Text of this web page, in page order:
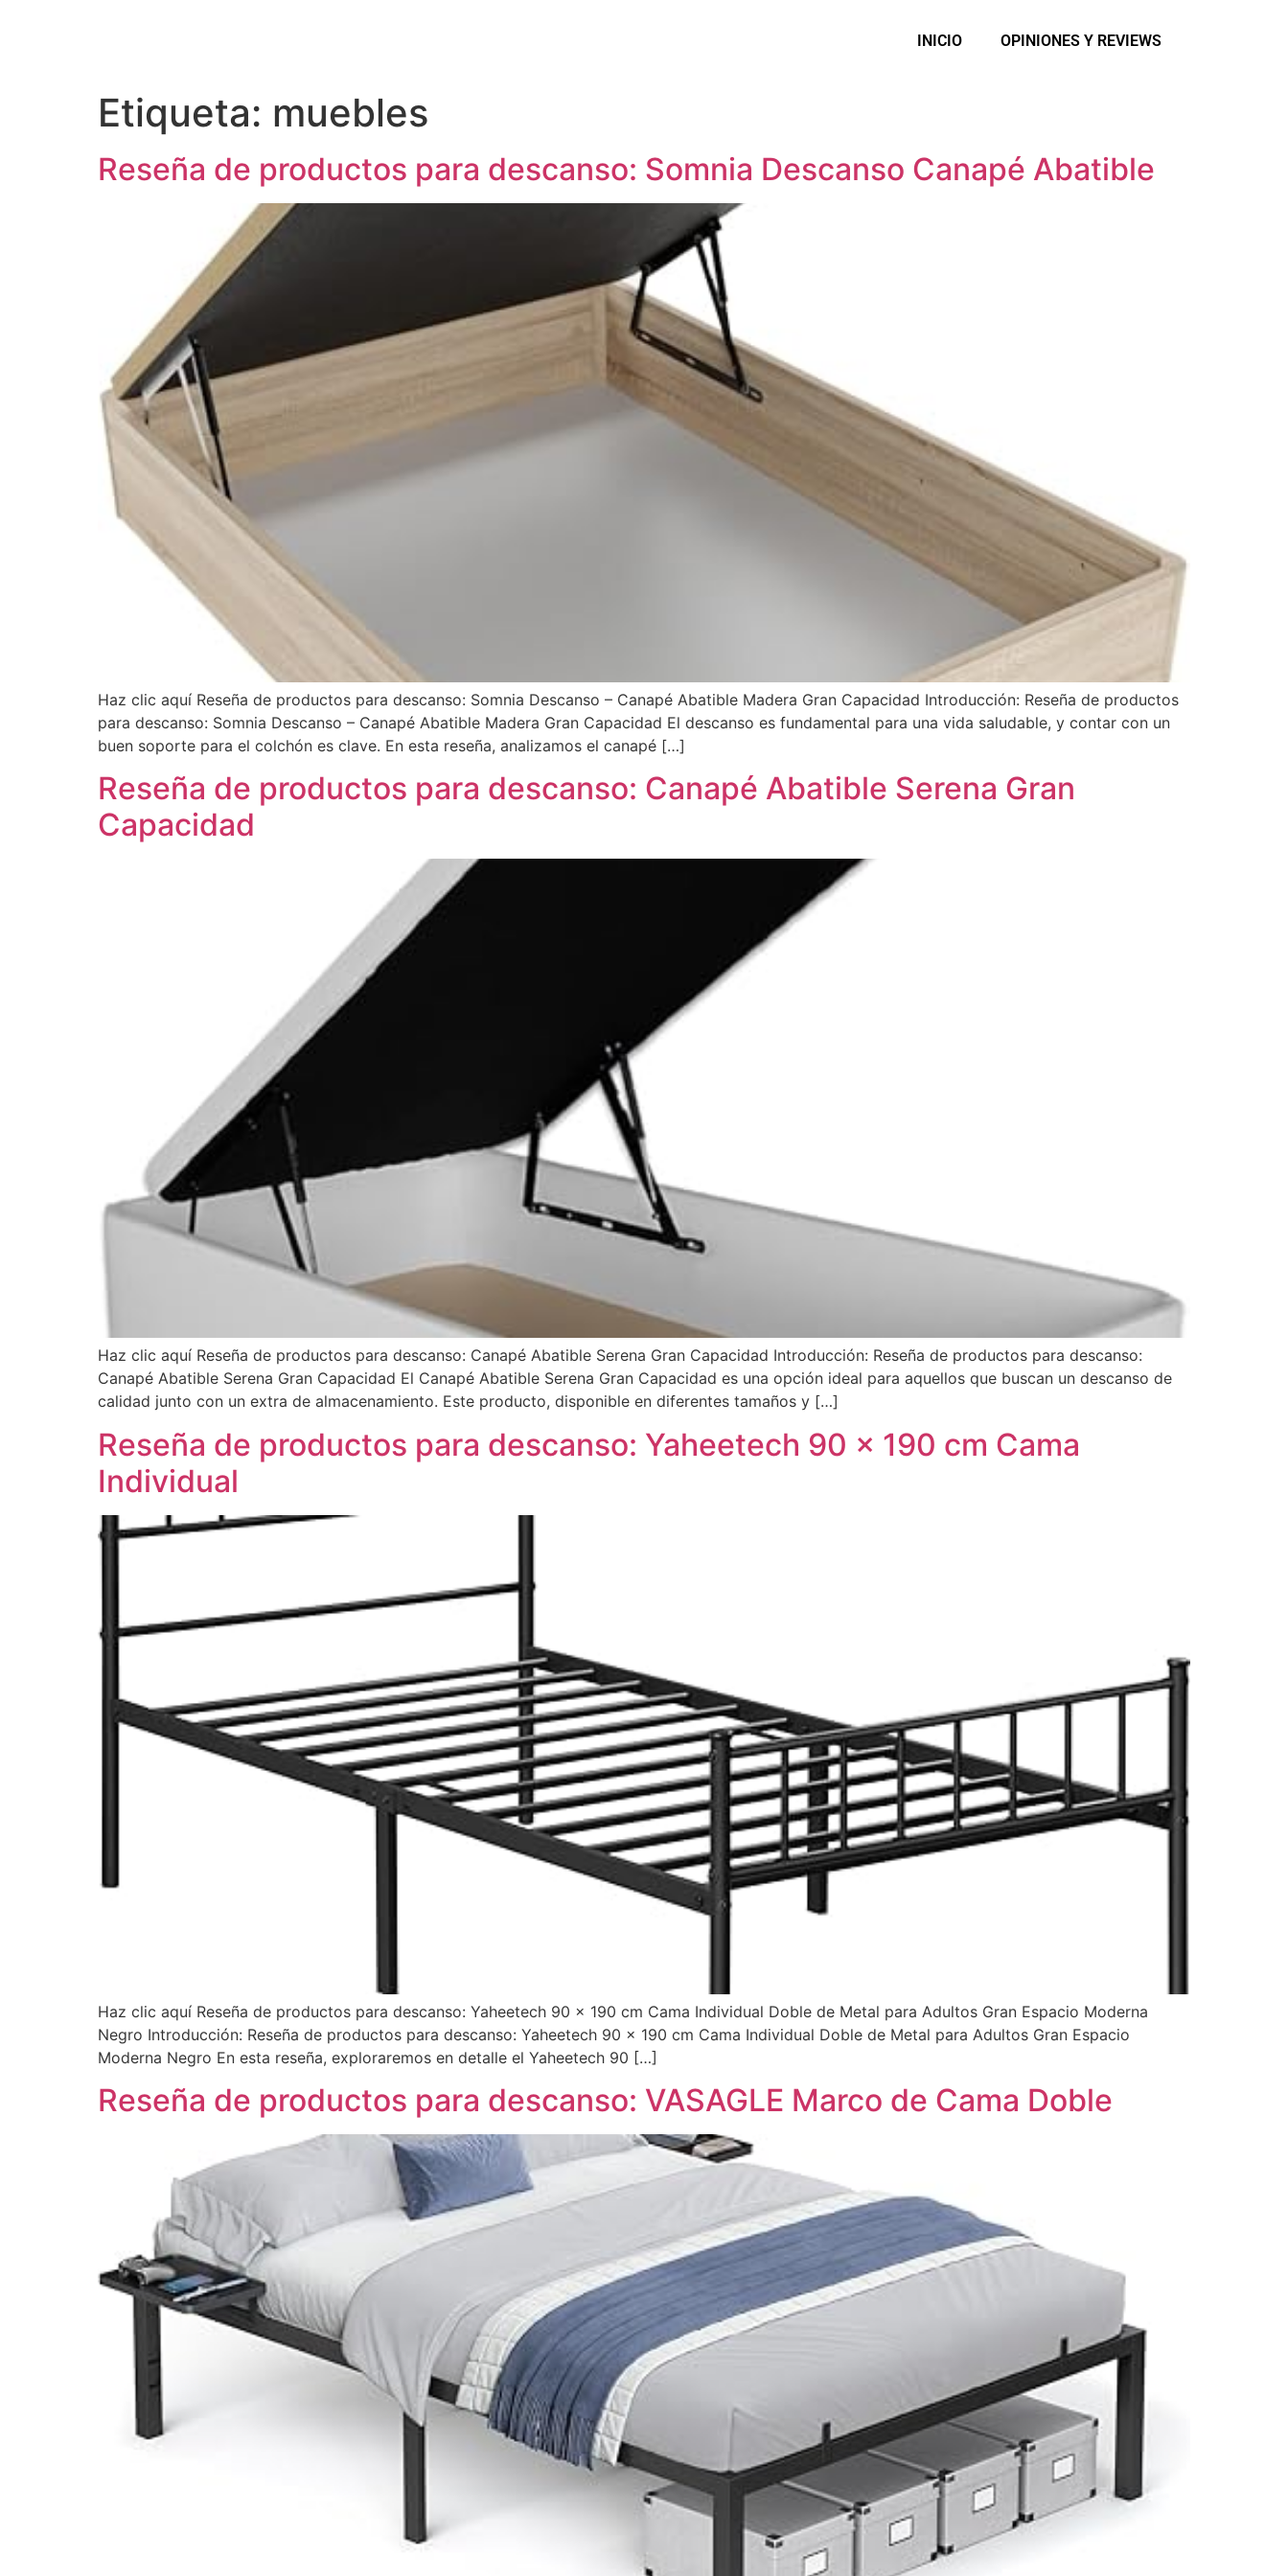
INICIO OPINIONES Y REVIEWS
Etiqueta: muebles
Reseña de productos para descanso: Somnia Descanso Canapé Abatible
Haz clic aquí Reseña de productos para descanso: Somnia Descanso – Canapé Abatible Madera Gran Capacidad Introducción: Reseña de productos
para descanso: Somnia Descanso – Canapé Abatible Madera Gran Capacidad El descanso es fundamental para una vida saludable, y contar con un
buen soporte para el colchón es clave. En esta reseña, analizamos el canapé […]
Reseña de productos para descanso: Canapé Abatible Serena Gran
Capacidad
Haz clic aquí Reseña de productos para descanso: Canapé Abatible Serena Gran Capacidad Introducción: Reseña de productos para descanso:
Canapé Abatible Serena Gran Capacidad El Canapé Abatible Serena Gran Capacidad es una opción ideal para aquellos que buscan un descanso de
calidad junto con un extra de almacenamiento. Este producto, disponible en diferentes tamaños y […]
Reseña de productos para descanso: Yaheetech 90 x 190 cm Cama
Individual
Haz clic aquí Reseña de productos para descanso: Yaheetech 90 x 190 cm Cama Individual Doble de Metal para Adultos Gran Espacio Moderna
Negro Introducción: Reseña de productos para descanso: Yaheetech 90 x 190 cm Cama Individual Doble de Metal para Adultos Gran Espacio
Moderna Negro En esta reseña, exploraremos en detalle el Yaheetech 90 […]
Reseña de productos para descanso: VASAGLE Marco de Cama Doble